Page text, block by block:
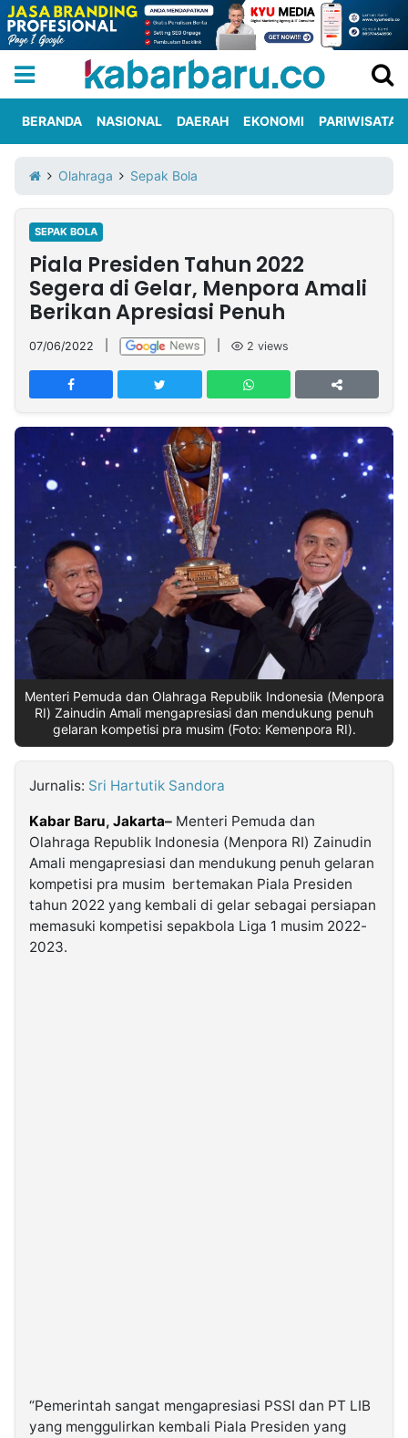
Iklan
Berita
Kami
Nasional
International
Olahraga
Entertainment
Daerah
Pariwisata
Kuliner
Kolom
Network
PT
TREETAN
INDONESIA
Partner
Insight
NTB
Suara
Time
Lens
IDN
Daily
Jogja
Jalan
Rakyat
Idealita
News
Kita
Notice
Dinamikapost.com
Radar
Baru
Seedbacklink
Follow
Kabarbaru
Kabarbaru.co
BERANDA NASIONAL DAERAH EKONOMI PARIWISATA
Olahraga Sepak Bola
SEPAK BOLA
Piala Presiden Tahun 2022
Segera di Gelar, Menpora Amali
Berikan Apresiasi Penuh
07/06/2022 2 views
Menteri Pemuda dan Olahraga Republik Indonesia (Menpora
RI) Zainudin Amali mengapresiasi dan mendukung penuh
gelaran kompetisi pra musim (Foto: Kemenpora RI).
Jurnalis: Sri Hartutik Sandora
Kabar Baru, Jakarta– Menteri Pemuda dan
Olahraga Republik Indonesia (Menpora RI) Zainudin
Amali mengapresiasi dan mendukung penuh gelaran
kompetisi pra musim bertemakan Piala Presiden
tahun 2022 yang kembali di gelar sebagai persiapan
memasuki kompetisi sepakbola Liga 1 musim 2022-
2023.
“Pemerintah sangat mengapresiasi PSSI dan PT LIB
yang menggulirkan kembali Piala Presiden yang